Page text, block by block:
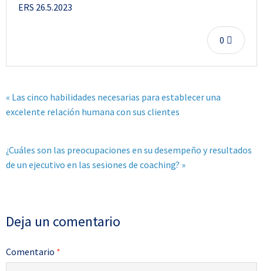
ERS 26.5.2023
0
« Las cinco habilidades necesarias para establecer una
excelente relación humana con sus clientes
¿Cuáles son las preocupaciones en su desempeño y resultados
de un ejecutivo en las sesiones de coaching? »
Deja un comentario
Comentario *